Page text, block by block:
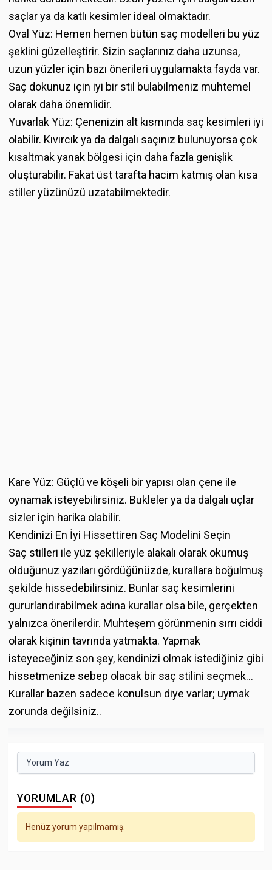
saçlar ya da katlı kesimler ideal olmaktadır.
Oval Yüz: Hemen hemen bütün saç modelleri bu yüz
şeklini güzelleştirir. Sizin saçlarınız daha uzunsa,
uzun yüzler için bazı önerileri uygulamakta fayda var.
Saç dokunuz için iyi bir stil bulabilmeniz muhtemel
olarak daha önemlidir.
Yuvarlak Yüz: Çenenizin alt kısmında saç kesimleri iyi
olabilir. Kıvırcık ya da dalgalı saçınız bulunuyorsa çok
kısaltmak yanak bölgesi için daha fazla genişlik
oluşturabilir. Fakat üst tarafta hacim katmış olan kısa
stiller yüzünüzü uzatabilmektedir.
Kare Yüz: Güçlü ve köşeli bir yapısı olan çene ile
oynamak isteyebilirsiniz. Bukleler ya da dalgalı uçlar
sizler için harika olabilir.
Kendinizi En İyi Hissettiren Saç Modelini Seçin
Saç stilleri ile yüz şekilleriyle alakalı olarak okumuş
olduğunuz yazıları gördüğünüzde, kurallara boğulmuş
şekilde hissedebilirsiniz. Bunlar saç kesimlerini
gururlandırabilmek adına kurallar olsa bile, gerçekten
yalnızca önerilerdir. Muhteşem görünmenin sırrı ciddi
olarak kişinin tavrında yatmakta. Yapmak
isteyeceğiniz son şey, kendinizi olmak istediğiniz gibi
hissetmenize sebep olacak bir saç stilini seçmek…
Kurallar bazen sadece konulsun diye varlar; uymak
zorunda değilsiniz..
Yorum Yaz
YORUMLAR (0)
Henüz yorum yapılmamış.